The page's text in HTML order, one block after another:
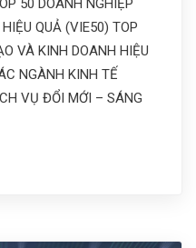
50 DOANH NGHIỆP
QUẢ (VIE50) TOP
VÀ KINH DOANH HIỆU
NGÀNH KINH TẾ
VỤ ĐỔI MỚI – SÁNG